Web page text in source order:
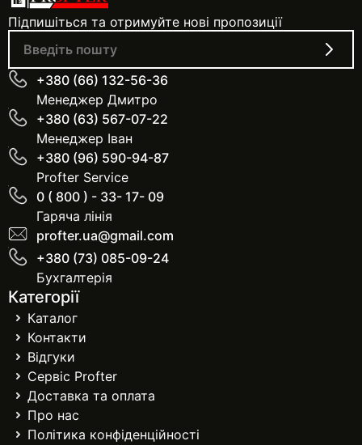
Підпишіться та отримуйте нові пропозиції
+380 (66) 132-56-36
Менеджер Дмитро
+380 (63) 567-07-22
Менеджер Іван
+380 (96) 590-94-87
Profter Service
0 ( 800 ) - 33- 17- 09
Гаряча лінія
profter.ua@gmail.com
+380 (73) 085-09-24
Бухгалтерія
Категорії
Каталог
Контакти
Відгуки
Сервіс Profter
Доставка та оплата
Про нас
Політика конфіденційності